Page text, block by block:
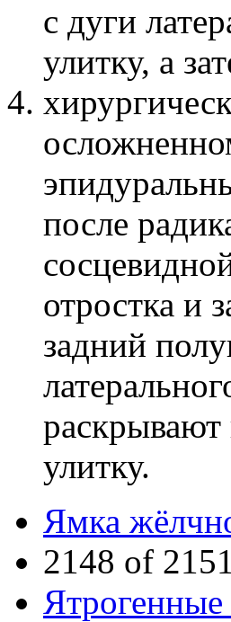
с дуги
улитку, а
после
отростка и
задний
улитку.
Ямка
2148 of 2151
Ятрогенные